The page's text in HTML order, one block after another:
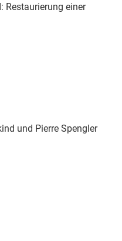
Restaurierung einer
und Pierre Spengler